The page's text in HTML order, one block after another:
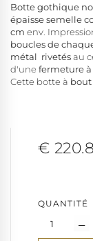
Botte gothique
épaisse semelle
cm env.
boucles de
métal rivetésau
d'une fermeture
Cette botte à bout
€
QUANTITÉ